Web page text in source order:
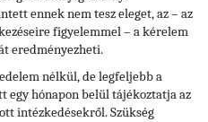
ennek nem tesz eleget, az – az
figyelemmel – a kérelem
eredményezheti.
nélkül, de legfeljebb a
egy hónapon belül tájékoztatja az
intézkedésekről. Szükség